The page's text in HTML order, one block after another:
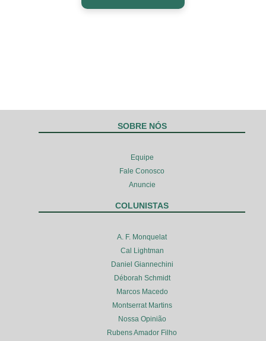
SOBRE NÓS
Equipe
Fale Conosco
Anuncie
COLUNISTAS
A. F. Monquelat
Cal Lightman
Daniel Giannechini
Déborah Schmidt
Marcos Macedo
Montserrat Martins
Nossa Opinião
Rubens Amador Filho